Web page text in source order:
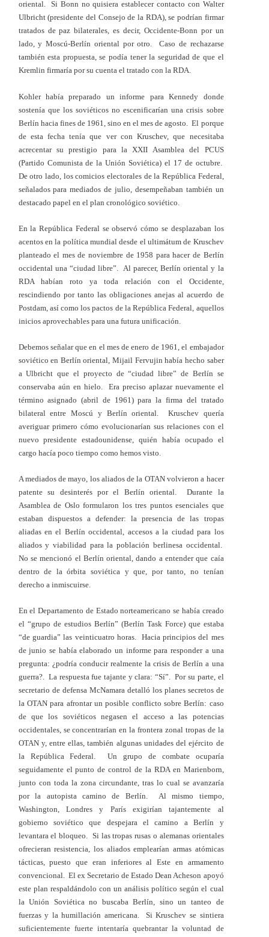
oriental. Si Bonn no quisiera establecer contacto con Walter
Ulbricht (presidente del Consejo de la RDA), se podrían firmar
tratados de paz bilaterales, es decir, Occidente-Bonn por un
lado, y Moscú-Berlín oriental por otro. Caso de rechazarse
también esta propuesta, se podía tener la seguridad de que el
Kremlin firmaría por su cuenta el tratado con la RDA.
Kohler había preparado un informe para Kennedy donde
sostenía que los soviéticos no escenificarían una crisis sobre
Berlín hacia fines de 1961, sino en el mes de agosto. El porque
de esta fecha tenía que ver con Kruschev, que necesitaba
acrecentar su prestigio para la XXII Asamblea del PCUS
(Partido Comunista de la Unión Soviética) el 17 de octubre.
De otro lado, los comicios electorales de la República Federal,
señalados para mediados de julio, desempeñaban también un
destacado papel en el plan cronológico soviético.
En la República Federal se observó cómo se desplazaban los
acentos en la política mundial desde el ultimátum de Kruschev
planteado el mes de noviembre de 1958 para hacer de Berlín
occidental una “ciudad libre”. Al parecer, Berlín oriental y la
RDA habían roto ya toda relación con el Occidente,
rescindiendo por tanto las obligaciones anejas al acuerdo de
Postdam, así como los pactos de la República Federal, aquellos
inicios aprovechables para una futura unificación.
Debemos señalar que en el mes de enero de 1961, el embajador
soviético en Berlín oriental, Mijail Fervujin había hecho saber
a Ulbricht que el proyecto de “ciudad libre” de Berlín se
conservaba aún en hielo. Era preciso aplazar nuevamente el
término asignado (abril de 1961) para la firma del tratado
bilateral entre Moscú y Berlín oriental. Kruschev quería
averiguar primero cómo evolucionarían sus relaciones con el
nuevo presidente estadounidense, quién había ocupado el
cargo hacía poco tiempo como hemos visto.
A mediados de mayo, los aliados de la OTAN volvieron a hacer
patente su desinterés por el Berlín oriental. Durante la
Asamblea de Oslo formularon los tres puntos esenciales que
estaban dispuestos a defender: la presencia de las tropas
aliadas en el Berlín occidental, accesos a la ciudad para los
aliados y viabilidad para la población berlinesa occidental.
No se mencionó el Berlín oriental, dando a entender que caía
dentro de la órbita soviética y que, por tanto, no tenían
derecho a inmiscuirse.
En el Departamento de Estado norteamericano se había creado
el “grupo de estudios Berlín” (Berlín Task Force) que estaba
“de guardia” las veinticuatro horas. Hacia principios del mes
de junio se había elaborado un informe para responder a una
pregunta: ¿podría conducir realmente la crisis de Berlín a una
guerra?. La respuesta fue tajante y clara: “Sí”. Por su parte, el
secretario de defensa McNamara detalló los planes secretos de
la OTAN para afrontar un posible conflicto sobre Berlín: caso
de que los soviéticos negasen el acceso a las potencias
occidentales, se concentrarían en la frontera zonal tropas de la
OTAN y, entre ellas, también algunas unidades del ejército de
la República Federal. Un grupo de combate ocuparía
seguidamente el punto de control de la RDA en Marienborn,
junto con toda la zona circundante, tras lo cual se avanzaría
por la autopista camino de Berlín. Al mismo tiempo,
Washington, Londres y París exigirían tajantemente al
gobierno soviético que despejara el camino a Berlín y
levantara el bloqueo. Si las tropas rusas o alemanas orientales
ofrecieran resistencia, los aliados emplearían armas atómicas
tácticas, puesto que eran inferiores al Este en armamento
convencional. El ex Secretario de Estado Dean Acheson apoyó
este plan respaldándolo con un análisis político según el cual
la Unión Soviética no buscaba Berlín, sino un tanteo de
fuerzas y la humillación americana. Si Kruschev se sintiera
suficientemente fuerte intentaría quebrantar la voluntad de